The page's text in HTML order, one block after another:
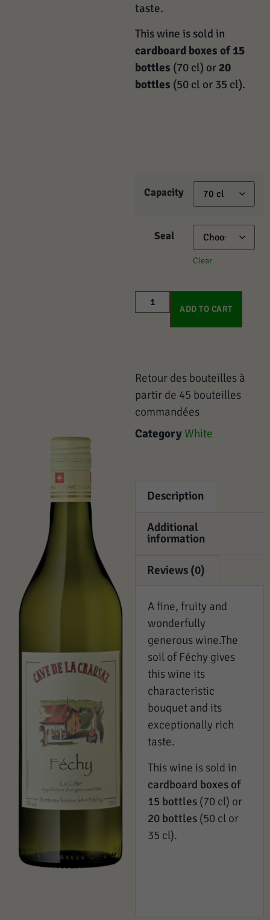
taste.
This wine is sold in
cardboard boxes of 15
bottles (70 cl) or 20
bottles (50 cl or 35 cl).
Capacity
Seal
Clear
ADD TO CART
Retour des bouteilles à
partir de 45 bouteilles
commandées
Category White
Description
Additional
information
Reviews (0)
A fine, fruity and
wonderfully
generous wine.The
soil of Féchy gives
this wine its
characteristic
bouquet and its
exceptionally rich
taste.
This wine is sold in
cardboard boxes of
15 bottles (70 cl) or
20 bottles (50 cl or
35 cl).